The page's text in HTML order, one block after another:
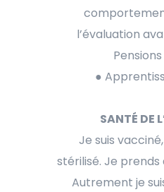
l’évaluation
●
SANTÉ DE
Je suis
stérilisé. Je prends
Autrement je